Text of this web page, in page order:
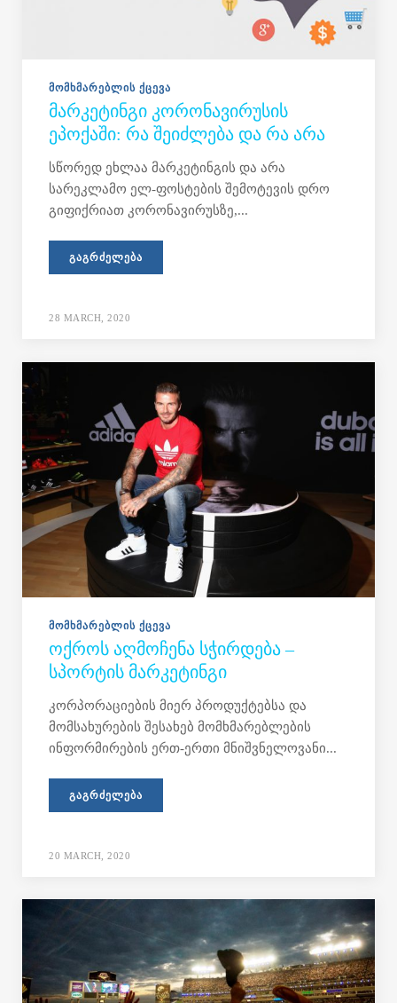
ᲛᲝᲛᲮᲛᲐᲠᲔᲑᲚᲘᲡ ᲥᲪᲔᲕᲐ
ᲛᲐᲠᲙᲔᲢᲘᲜᲒᲘ ᲙᲝᲠᲝᲜᲐᲕᲘᲠᲣᲡᲘᲡ
ᲔᲞᲝᲥᲐᲨᲘ: ᲠᲐ ᲨᲔᲘᲫᲚᲔᲑᲐ ᲓᲐ ᲠᲐ ᲐᲠᲐ
სწორედ ეხლაა მარკეტინგის და არა
სარეკლამო ელ-ფოსტების შემოტევის დრო
გიფიქრიათ კორონავირუსზე,...
ᲒᲐᲒᲠᲫᲔᲚᲔᲑᲐ
28 MARCH, 2020
ᲛᲝᲛᲮᲛᲐᲠᲔᲑᲚᲘᲡ ᲥᲪᲔᲕᲐ
ᲝᲥᲠᲝᲡ ᲐᲦᲛᲝᲩᲔᲜᲐ ᲡᲭᲘᲠᲓᲔᲑᲐ –
ᲡᲞᲝᲠᲢᲘᲡ ᲛᲐᲠᲙᲔᲢᲘᲜᲒᲘ
კორპორაციების მიერ პროდუქტებსა და
მომსახურების შესახებ მომხმარებლების
ინფორმირების ერთ-ერთი მნიშვნელოვანი...
ᲒᲐᲒᲠᲫᲔᲚᲔᲑᲐ
20 MARCH, 2020